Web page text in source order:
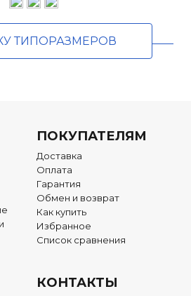
ТИПОРАЗМЕРОВ
ПОКУПАТЕЛЯМ
Доставка
Оплата
Гарантия
Обмен и возврат
Как купить
Избранное
Список сравнения
КОНТАКТЫ